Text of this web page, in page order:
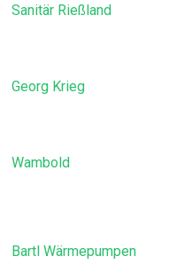
Sanitär Rießland
Georg Krieg
Wambold
Bartl Wärmepumpen